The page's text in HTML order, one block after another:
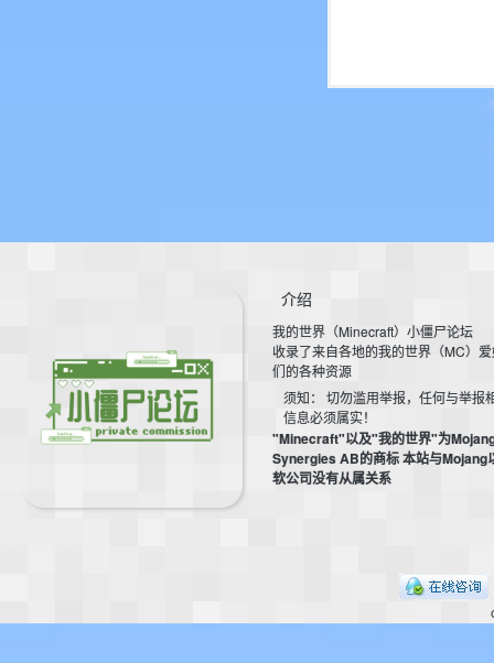
介绍
我的世界（Minecraft）小僵尸论坛
收录了来自各地的我的世界（MC）
们的各种资源
须知： 切勿滥用举报，任何与举报
信息必须属实！
"Minecraft"以及"我的世界"为
Synergies AB的商标 本站与Mojang
软公司没有从属关系